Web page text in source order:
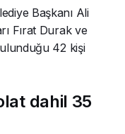
Başkanı Ali
Fırat Durak ve
42 kişi
dahil 35